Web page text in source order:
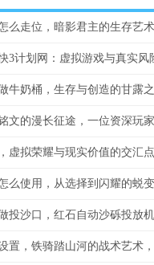
么使用，从选择到闪耀的蜕